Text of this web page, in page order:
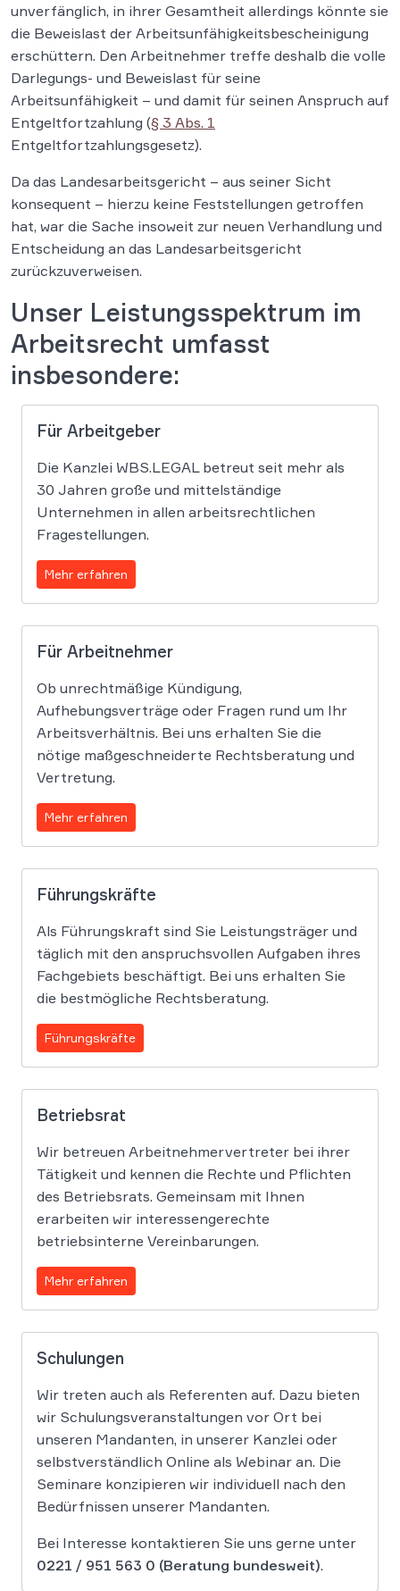
unverfänglich, in ihrer Gesamtheit allerdings könnte sie
die Beweislast der Arbeitsunfähigkeitsbescheinigung
erschüttern. Den Arbeitnehmer treffe deshalb die volle
Darlegungs- und Beweislast für seine
Arbeitsunfähigkeit – und damit für seinen Anspruch auf
Entgeltfortzahlung (§ 3 Abs. 1
Entgeltfortzahlungsgesetz).
Da das Landesarbeitsgericht – aus seiner Sicht
konsequent – hierzu keine Feststellungen getroffen
hat, war die Sache insoweit zur neuen Verhandlung und
Entscheidung an das Landesarbeitsgericht
zurückzuverweisen.
Unser Leistungsspektrum im
Arbeitsrecht umfasst
insbesondere:
Für Arbeitgeber
Die Kanzlei WBS.LEGAL betreut seit mehr als
30 Jahren große und mittelständige
Unternehmen in allen arbeitsrechtlichen
Fragestellungen.
Mehr erfahren
Für Arbeitnehmer
Ob unrechtmäßige Kündigung,
Aufhebungsverträge oder Fragen rund um Ihr
Arbeitsverhältnis. Bei uns erhalten Sie die
nötige maßgeschneiderte Rechtsberatung und
Vertretung.
Mehr erfahren
Führungskräfte
Als Führungskraft sind Sie Leistungsträger und
täglich mit den anspruchsvollen Aufgaben ihres
Fachgebiets beschäftigt. Bei uns erhalten Sie
die bestmögliche Rechtsberatung.
Führungskräfte
Betriebsrat
Wir betreuen Arbeitnehmervertreter bei ihrer
Tätigkeit und kennen die Rechte und Pflichten
des Betriebsrats. Gemeinsam mit Ihnen
erarbeiten wir interessengerechte
betriebsinterne Vereinbarungen.
Mehr erfahren
Schulungen
Wir treten auch als Referenten auf. Dazu bieten
wir Schulungsveranstaltungen vor Ort bei
unseren Mandanten, in unserer Kanzlei oder
selbstverständlich Online als Webinar an. Die
Seminare konzipieren wir individuell nach den
Bedürfnissen unserer Mandanten.
Bei Interesse kontaktieren Sie uns gerne unter
0221 / 951 563 0 (Beratung bundesweit).